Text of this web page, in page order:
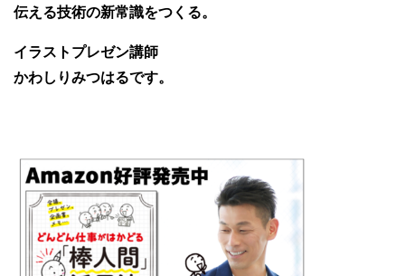
伝える技術の新常識をつくる。
イラストプレゼン講師
かわしりみつはるです。